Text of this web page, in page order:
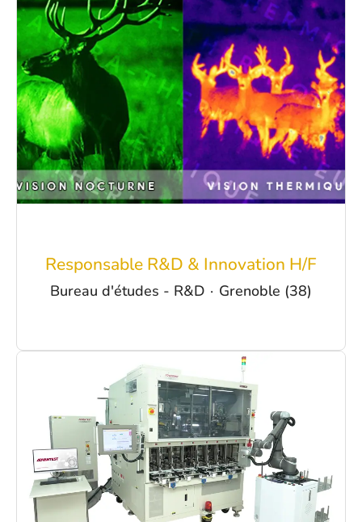
Responsable R&D & Innovation H/F
Bureau d'études - R&D · Grenoble (38)